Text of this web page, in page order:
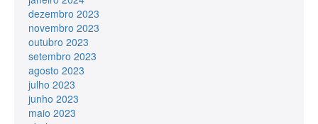
dezembro 2023
novembro 2023
outubro 2023
setembro 2023
agosto 2023
julho 2023
junho 2023
maio 2023